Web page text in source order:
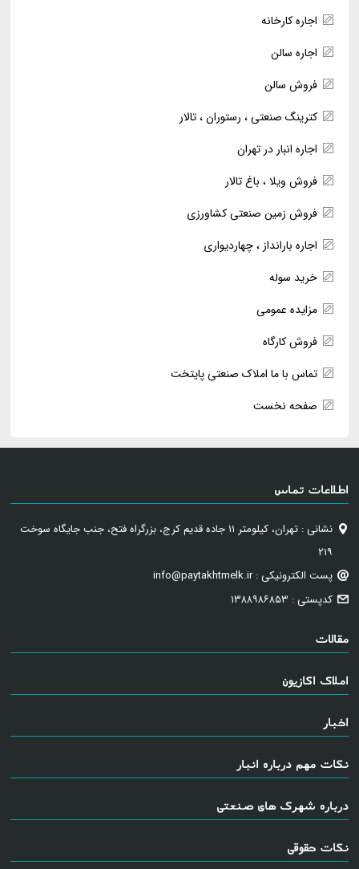
اجاره کارخانه
اجاره سالن
فروش سالن
کترینگ صنعتی ، رستوران ، تالار
اجاره انبار در تهران
فروش ویلا ، باغ تالار
فروش زمین صنعتی کشاورزی
اجاره بارانداز ، چهاردیواری
خرید سوله
مزایده عمومی
فروش کارگاه
تماس با ما املاک صنعتی پایتخت
صفحه نخست
اطلاعات تماس
نشانی : تهران، کیلومتر ۱۱ جاده قدیم کرج، بزرگراه فتح، جنب جایگاه سوخت
۲۱۹
پست الکترونیکی : info@paytakhtmelk.ir
کدپستی : ۱۳۸۸۹۸۶۸۵۳
مقالات
املاک اکازیون
اخبار
نکات مهم درباره انبار
درباره شهرک های صنعتی
نکات حقوقی